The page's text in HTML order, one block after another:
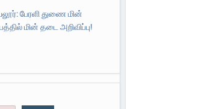
பேரளி துணை மின்
மின் தடை அறிவிப்பு!